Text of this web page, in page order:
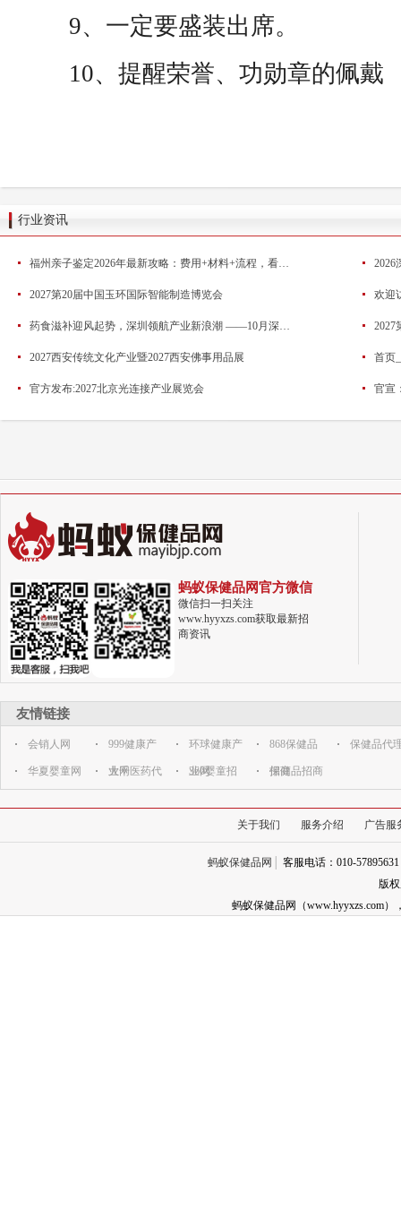
9、一定要盛装出席。
10、提醒荣誉、功勋章的佩戴
行业资讯
福州亲子鉴定2026年最新攻略：费用+材料+流程，看这一篇就够了 2026
2027第20届中国玉环国际智能制造博览会
药食滋补迎风起势，深圳领航产业新浪潮 ——10月深圳HNC健康营养展药食滋补展区亮点抢先看 2027
2027西安传统文化产业暨2027西安佛事用品展 首页
官方发布:2027北京光连接产业展览会 官宣
蚂蚁保健品网官方微信
微信扫一扫关注
www.hyyxzs.com获取最新招
商资讯
友情链接
会销人网 999健康产
业网
环球健康产
业网
868保健品
招商
保健品代
华夏婴童网 大千医药代 360婴童招 保健品招商
关于我们 服务介绍 广告服
蚂蚁保健品网
客服电话：010-
版
蚂蚁保健品网（www.hyyxzs.com